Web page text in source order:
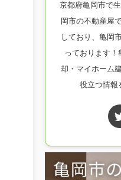
京都府亀岡市で
岡市の不動産屋
しており、亀岡
っております
却・マイホーム
役立つ情報